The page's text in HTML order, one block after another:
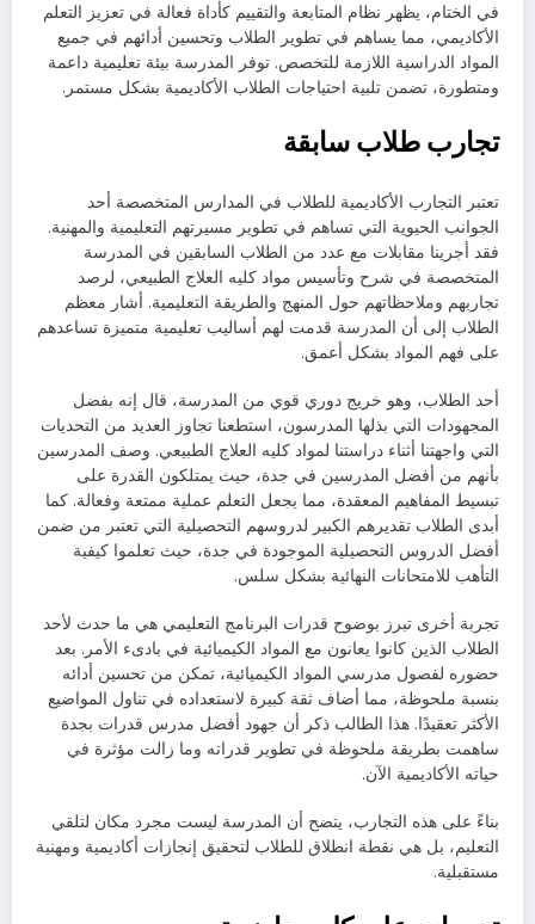
في الختام، يظهر نظام المتابعة والتقييم كأداة فعالة في تعزيز التعلم
الأكاديمي، مما يساهم في تطوير الطلاب وتحسين أدائهم في جميع
المواد الدراسية اللازمة للتخصص. توفر المدرسة بيئة تعليمية داعمة
ومتطورة، تضمن تلبية احتياجات الطلاب الأكاديمية بشكل مستمر.
تجارب طلاب سابقة
تعتبر التجارب الأكاديمية للطلاب في المدارس المتخصصة أحد
الجوانب الحيوية التي تساهم في تطوير مسيرتهم التعليمية والمهنية.
فقد أجرينا مقابلات مع عدد من الطلاب السابقين في المدرسة
المتخصصة في شرح وتأسيس مواد كليه العلاج الطبيعي، لرصد
تجاربهم وملاحظاتهم حول المنهج والطريقة التعليمية. أشار معظم
الطلاب إلى أن المدرسة قدمت لهم أساليب تعليمية متميزة تساعدهم
على فهم المواد بشكل أعمق.
أحد الطلاب، وهو خريج دوري قوي من المدرسة، قال إنه بفضل
المجهودات التي بذلها المدرسون، استطعنا تجاوز العديد من التحديات
التي واجهتنا أثناء دراستنا لمواد كليه العلاج الطبيعي. وصف المدرسين
بأنهم من أفضل المدرسين في جدة، حيث يمتلكون القدرة على
تبسيط المفاهيم المعقدة، مما يجعل التعلم عملية ممتعة وفعالة. كما
أبدى الطلاب تقديرهم الكبير لدروسهم التحصيلية التي تعتبر من ضمن
أفضل الدروس التحصيلية الموجودة في جدة، حيث تعلموا كيفية
التأهب للامتحانات النهائية بشكل سلس.
تجربة أخرى تبرز بوضوح قدرات البرنامج التعليمي هي ما حدث لأحد
الطلاب الذين كانوا يعانون مع المواد الكيميائية في بادىء الأمر. بعد
حضوره لفصول مدرسي المواد الكيميائية، تمكن من تحسين أدائه
بنسبة ملحوظة، مما أضاف ثقة كبيرة لاستعداده في تناول المواضيع
الأكثر تعقيدًا. هذا الطالب ذكر أن جهود أفضل مدرس قدرات بجدة
ساهمت بطريقة ملحوظة في تطوير قدراته وما زالت مؤثرة في
حياته الأكاديمية الآن.
بناءً على هذه التجارب، يتضح أن المدرسة ليست مجرد مكان لتلقي
التعليم، بل هي نقطة انطلاق للطلاب لتحقيق إنجازات أكاديمية ومهنية
مستقبلية.